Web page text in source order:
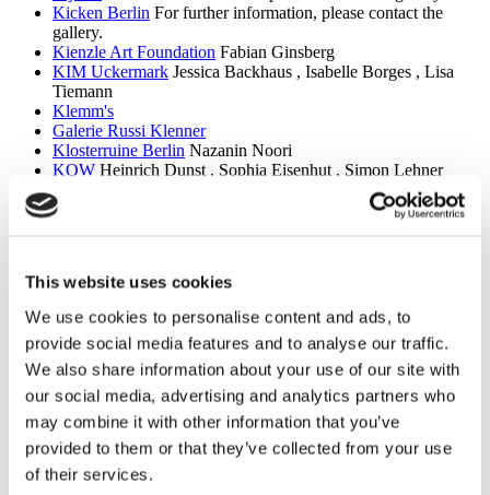
This website uses cookies
We use cookies to personalise content and ads, to
provide social media features and to analyse our traffic.
We also share information about your use of our site with
our social media, advertising and analytics partners who
may combine it with other information that you’ve
provided to them or that they’ve collected from your use
of their services.
Kicken Berlin For further information, please contact the
gallery.
Kienzle Art Foundation Fabian Ginsberg
KIM Uckermark Jessica Backhaus , Isabelle Borges , Lisa
Tiemann
Klemm's
Galerie Russi Klenner
Klosterruine Berlin Nazanin Noori
KOW Heinrich Dunst , Sophia Eisenhut , Simon Lehner
Kunst Raum Mitte
Pharaz Azimi , Lotta Beckers , Caligola , Ben Glas , Susanne
Grau , Ana Hupe , Selma Lindgren , Alexander Norton
(Annita Sleep) , Kaya Pilsner , Mirae kh Rhee , Anton
Steenbock
Kunstraum Kreuzberg/Bethanien Noor Abuarafeh , Heba Y.
Amin , Maria Thereza Alves , Aram Bartholl , Taysir Batniji ,
Giselle Beiguelman , Zach Blas , Karolina Grywnowicz , Ana
Hupe , Eduardo Kac , Aline Motta , Rabih Mroué , Vanessa
Amoah Opoku , Federico Protto
Kunstverein am Rosa–Luxemburg–Platz
KVOST - Kunstverein Ost